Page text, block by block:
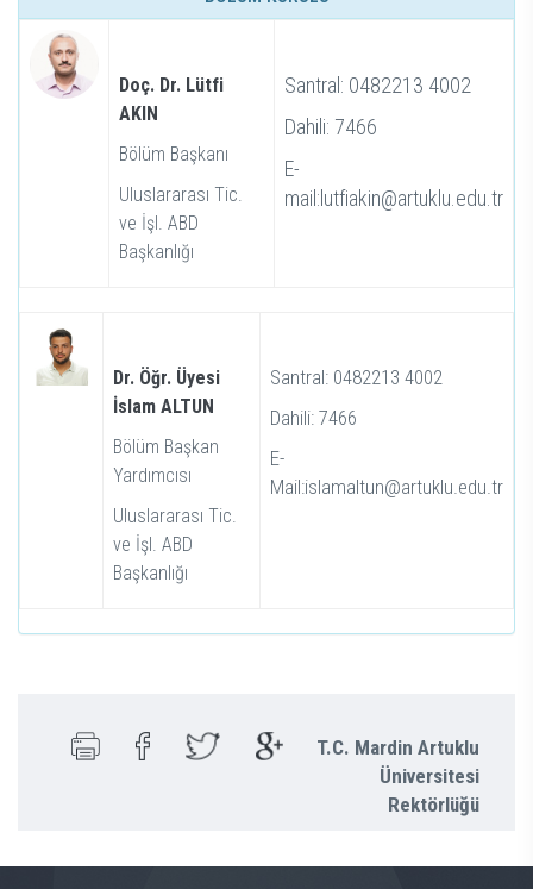
Doç. Dr. Lütfi
AKIN
Bölüm Başkanı
Uluslararası Tic.
ve İşl. ABD
Başkanlığı
Santral: 0482213 4002
Dahili: 7466
E-
mail:lutfiakin@artuklu.edu.tr
Dr. Öğr. Üyesi
İslam ALTUN
Bölüm Başkan
Yardımcısı
Uluslararası Tic.
ve İşl. ABD
Başkanlığı
Santral: 0482213 4002
Dahili: 7466
E-
Mail:islamaltun@artuklu.edu.tr
T.C. Mardin Artuklu
Üniversitesi
Rektörlüğü